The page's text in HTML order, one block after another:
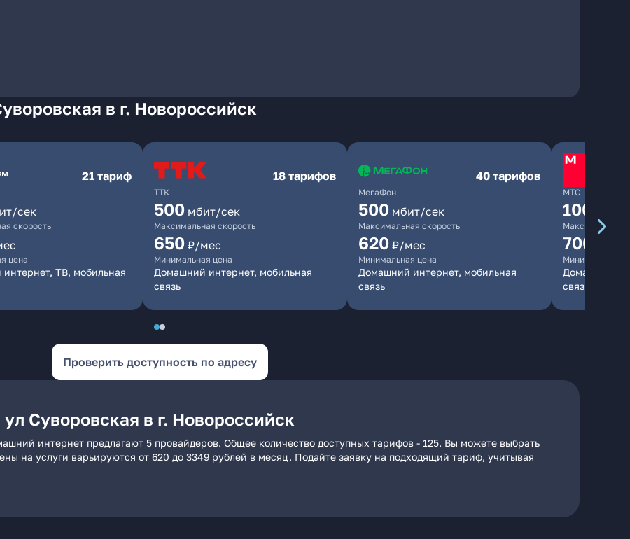
в г. Новороссийск
21 тариф
сек
скорость
цена
ТВ, мобильная
ТТК
18 тарифов
500 мбит/сек
Максимальная скорость
650 ₽/мес
Минимальная цена
Домашний интернет, мобильная
связь
МегаФон
40 тарифов
500 мбит/сек
Максимальная скорость
620 ₽/мес
Минимальная цена
Домашний интернет, мобильная
связь
МТС
1000
Максимальная
700
Минимальная
Домашний
связь
Проверить доступность по адресу
Суворовская в г. Новороссийск
интернет предлагают 5 провайдеров. Общее количество доступных тарифов - 125. Вы можете выбрать
на услуги варьируются от 620 до 3349 рублей в месяц. Подайте заявку на подходящий тариф, учитывая